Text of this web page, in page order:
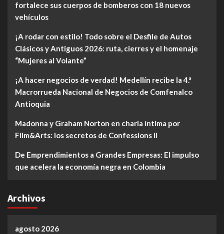
fortalece sus cuerpos de bomberos con 18 nuevos
vehículos
¡A rodar con estilo! Todo sobre el Desfile de Autos
Clásicos y Antiguos 2026: ruta, cierres y el homenaje
“Mujeres al Volante”
¡A hacer negocios de verdad! Medellín recibe la 4.ª
Macrorrueda Nacional de Negocios de Comfenalco
Antioquia
Madonna y Graham Norton en charla íntima por
Film&Arts: los secretos de Confessions II
De Emprendimientos a Grandes Empresas: El impulso
que acelera la economía negra en Colombia
Archivos
agosto 2026